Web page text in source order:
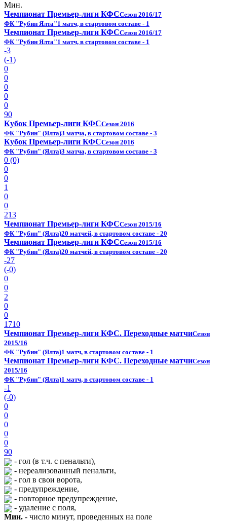
Мин.
Чемпионат Премьер-лиги КФССезон 2016/17
ФК "Рубин Ялта"1 матч, в стартовом составе - 1
Чемпионат Премьер-лиги КФССезон 2016/17
ФК "Рубин Ялта"1 матч, в стартовом составе - 1
-3
(-1)
0
0
0
0
0
90
Кубок Премьер-лиги КФССезон 2016
ФК "Рубин" (Ялта)3 матча, в стартовом составе - 3
Кубок Премьер-лиги КФССезон 2016
ФК "Рубин" (Ялта)3 матча, в стартовом составе - 3
0 (0)
0
0
1
0
0
213
Чемпионат Премьер-лиги КФССезон 2015/16
ФК "Рубин" (Ялта)20 матчей, в стартовом составе - 20
Чемпионат Премьер-лиги КФССезон 2015/16
ФК "Рубин" (Ялта)20 матчей, в стартовом составе - 20
-27
(-0)
0
0
2
0
0
1710
Чемпионат Премьер-лиги КФС. Переходные матчиСезон
2015/16
ФК "Рубин" (Ялта)1 матч, в стартовом составе - 1
Чемпионат Премьер-лиги КФС. Переходные матчиСезон
2015/16
ФК "Рубин" (Ялта)1 матч, в стартовом составе - 1
-1
(-0)
0
0
0
0
0
90
- гол (в т.ч. с пенальти),
- нереализованный пенальти,
- гол в свои ворота,
- предупреждение,
- повторное предупреждение,
- удаление с поля,
Мин. - число минут, проведенных на поле